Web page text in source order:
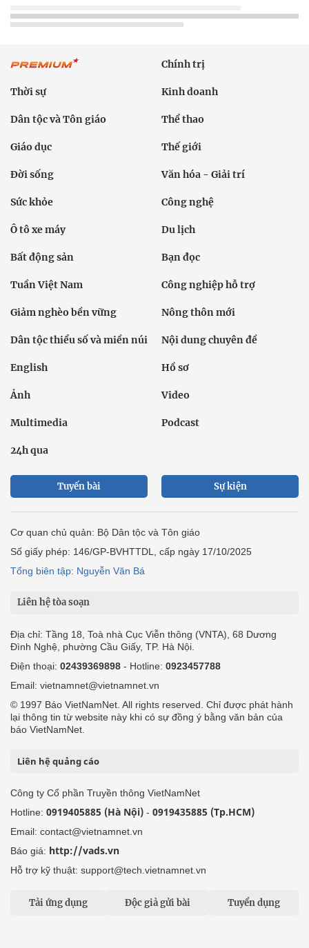
Chính trị
Thời sự Kinh doanh
Dân tộc và Tôn giáo Thể thao
Giáo dục Thế giới
Đời sống Văn hóa - Giải trí
Sức khỏe Công nghệ
Ô tô xe máy Du lịch
Bất động sản Bạn đọc
Tuần Việt Nam Công nghiệp hỗ trợ
Giảm nghèo bền vững Nông thôn mới
Dân tộc thiểu số và miền núi Nội dung chuyên đề
English Hồ sơ
Ảnh Video
Multimedia Podcast
24h qua
Tuyến bài Sự kiện
Cơ quan chủ quản: Bộ Dân tộc và Tôn giáo
Số giấy phép: 146/GP-BVHTTDL, cấp ngày 17/10/2025
Tổng biên tập: Nguyễn Văn Bá
Liên hệ tòa soạn
Địa chỉ: Tầng 18, Toà nhà Cục Viễn thông (VNTA), 68 Dương
Đình Nghệ, phường Cầu Giấy, TP. Hà Nội.
Điện thoại: 02439369898 - Hotline: 0923457788
Email: vietnamnet@vietnamnet.vn
© 1997 Báo VietNamNet. All rights reserved. Chỉ được phát hành
lại thông tin từ website này khi có sự đồng ý bằng văn bản của
báo VietNamNet.
Liên hệ quảng cáo
Công ty Cổ phần Truyền thông VietNamNet
Hotline: 0919405885 (Hà Nội) - 0919435885 (Tp.HCM)
Email: contact@vietnamnet.vn
Báo giá: http://vads.vn
Hỗ trợ kỹ thuật: support@tech.vietnamnet.vn
Tải ứng dụng Độc giả gửi bài Tuyển dụng